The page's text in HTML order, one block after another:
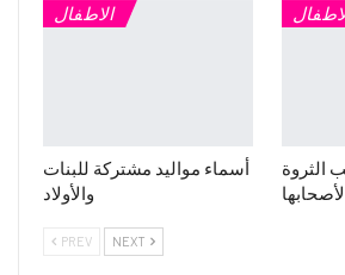
الاطفال
أسماء مواليد مشتركة للبنات
والأولاد
الثروة
لأصحابها
PREV NEXT